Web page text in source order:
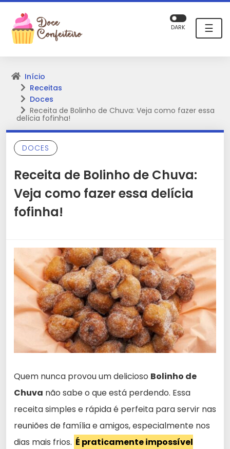
☰
DARK
Início
Receitas
Doces
Receita de Bolinho de Chuva: Veja como fazer essa
delícia fofinha!
DOCES
Receita de Bolinho de Chuva:
Veja como fazer essa delícia
fofinha!
Quem nunca provou um delicioso Bolinho de
Chuva não sabe o que está perdendo. Essa
receita simples e rápida é perfeita para servir nas
reuniões de família e amigos, especialmente nos
dias mais frios. É praticamente impossível